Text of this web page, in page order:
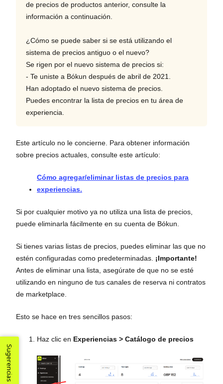
de precios de productos anterior, consulte la
información a continuación.
¿Cómo se puede saber si se está utilizando el
sistema de precios antiguo o el nuevo?
Se rigen por el nuevo sistema de precios si:
- Te uniste a Bókun después de abril de 2021.
Han adoptado el nuevo sistema de precios.
Puedes encontrar la lista de precios en tu área de
experiencia.
Este artículo no le concierne. Para obtener información
sobre precios actuales, consulte este artículo:
Cómo agregar/eliminar listas de precios para
experiencias.
Si por cualquier motivo ya no utiliza una lista de precios,
puede eliminarla fácilmente en su cuenta de Bókun.
Si tienes varias listas de precios, puedes eliminar las que no
estén configuradas como predeterminadas. ¡Importante!
Antes de eliminar una lista, asegúrate de que no se esté
utilizando en ninguno de tus canales de reserva ni contratos
de marketplace.
Esto se hace en tres sencillos pasos:
Haz clic en Experiencias > Catálogo de precios
Sugerencias